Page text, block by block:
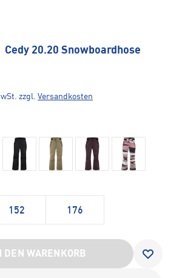
Cedy 20.20 Snowboardhose
zzgl. Versandkosten
152 176
DEN WARENKORB